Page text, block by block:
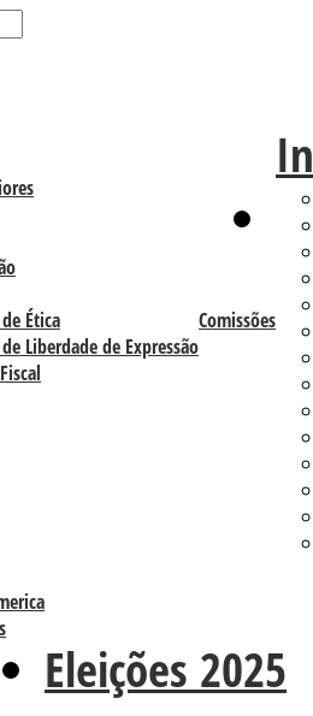
Comissões
Ética
Liberdade de Expressão
Eleições 2025